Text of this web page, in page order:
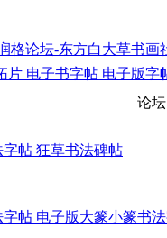
格论坛-东方白大草书画
片 电子书字帖 电子版字
论坛
字帖 狂草书法碑帖
帖 电子版大篆小篆书